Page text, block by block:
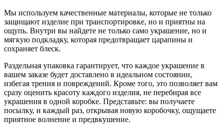
Мы используем качественные материалы, которые не только
защищают изделие при транспортировке, но и приятны на
ощупь. Внутри вы найдете не только само украшение, но и
мягкую подкладку, которая предотвращает царапины и
сохраняет блеск.
Раздельная упаковка гарантирует, что каждое украшение в
вашем заказе будет доставлено в идеальном состоянии,
избегая трения и повреждений. Кроме того, это позволяет вам
сразу оценить красоту каждого изделия, не перебирая все
украшения в одной коробке. Представьте: вы получаете
посылку, и каждый раз, открывая новую коробочку, ощущаете
приятное волнение и предвкушение.